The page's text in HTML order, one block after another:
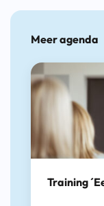
Meer agenda
Training